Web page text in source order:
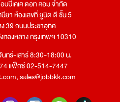
บบีเคเค ดอท คอม จำกัด
ยา ห้องเลขที่ ยูนิต ดี ชั้น 5
39 ถนนประชาอุทิศ
ทองหลาง กรุงเทพฯ 10310
ทร์-เสาร์ 8:30-18:00 น.
แฟ็กซ์ 02-514-7447
,sales@jobbkk.com